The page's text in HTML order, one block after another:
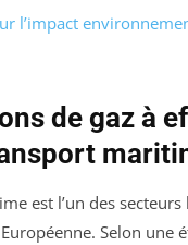
l’impact
de gaz à
est l’un des
Selon une